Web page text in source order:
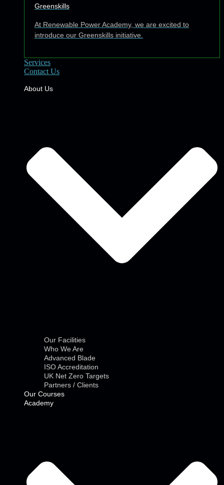
Greenskills
At Renewable Power Academy, we are excited to
introduce our Greenskills initiative.
Services
Contact Us
About Us
Our Facilities
Who We Are
Advanced Blade
ISO Accreditation
UK Net Zero Targets
Partners / Clients
Our Courses
Academy